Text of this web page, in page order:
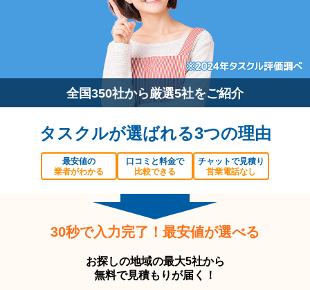
全国350社から厳選5社をご紹介
タスクルが選ばれる3つの理由
最安値の
業者がわかる
口コミと料金で
比較できる
チャットで見積り
営業電話なし
30秒で入力完了！最安値が選べる
お探しの地域の最大5社から
無料で見積もりが届く！